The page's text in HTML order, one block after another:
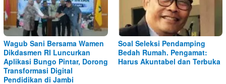
Wagub Sani Bersama Wamen
Dikdasmen RI Luncurkan
Aplikasi Bungo Pintar, Dorong
Transformasi Digital
Pendidikan di Jambi
Soal Seleksi Pendamping
Bedah Rumah. Pengamat:
Harus Akuntabel dan Terbuka